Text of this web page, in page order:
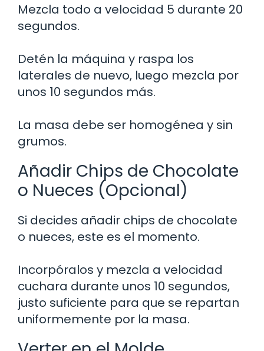
Mezcla todo a velocidad 5 durante 20
segundos.
Detén la máquina y raspa los
laterales de nuevo, luego mezcla por
unos 10 segundos más.
La masa debe ser homogénea y sin
grumos.
Añadir Chips de Chocolate
o Nueces (Opcional)
Si decides añadir chips de chocolate
o nueces, este es el momento.
Incorpóralos y mezcla a velocidad
cuchara durante unos 10 segundos,
justo suficiente para que se repartan
uniformemente por la masa.